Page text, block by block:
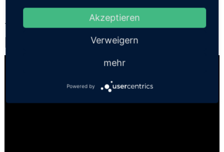
Tower Club at lebua - Bangkok Luxury
Akzeptieren
Verweigern
mehr
Powered by